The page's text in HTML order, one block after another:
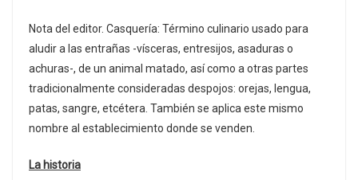
Nota del editor. Casquería: Término culinario usado para
aludir a las entrañas -vísceras, entresijos, asaduras o
achuras-, de un animal matado, así como a otras partes
tradicionalmente consideradas despojos: orejas, lengua,
patas, sangre, etcétera. También se aplica este mismo
nombre al establecimiento donde se venden.
La historia